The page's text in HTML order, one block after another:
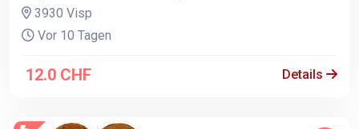
3930 Visp
Vor 10 Tagen
12.0 CHF Details